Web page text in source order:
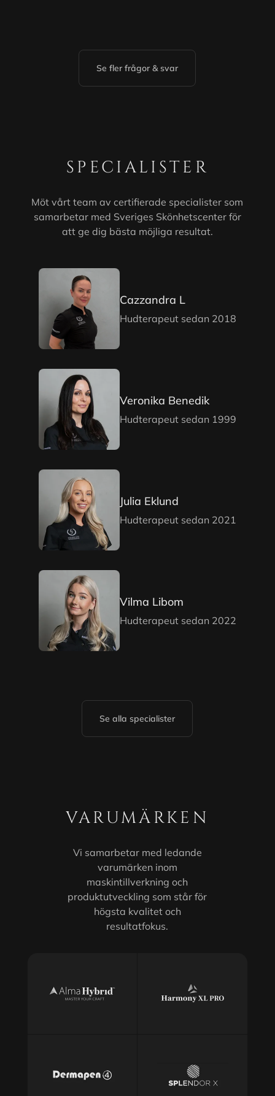
Se fler frågor & svar
SPECIALISTER
Möt vårt team av certifierade specialister som
samarbetar med Sveriges Skönhetscenter för
att ge dig bästa möjliga resultat.
Cazzandra L
Hudterapeut sedan 2018
Veronika Benedik
Hudterapeut sedan 1999
Julia Eklund
Hudterapeut sedan 2021
Vilma Libom
Hudterapeut sedan 2022
Se alla specialister
VARUMÄRKEN
Vi samarbetar med ledande
varumärken inom
maskintillverkning och
produktutveckling som står för
högsta kvalitet och
resultatfokus.